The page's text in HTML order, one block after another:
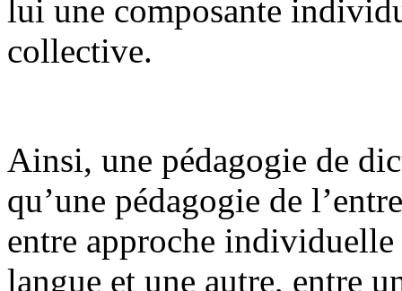
lui une composante
collective.
Ainsi, une pédagogie de
qu’une pédagogie de
entre approche
langue et une autre, entre